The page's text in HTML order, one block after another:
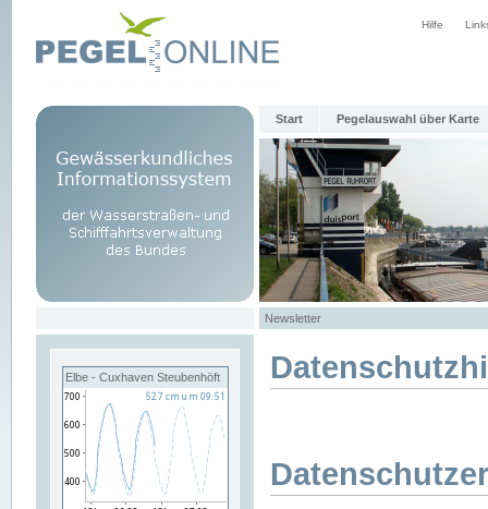
Hilfe
Start Pegelauswahl über Karte
Newsletter
Elbe - Cuxhaven Steubenhöft